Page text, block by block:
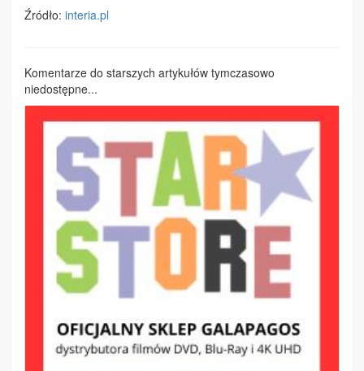
Źródło: interia.pl
Komentarze do starszych artykułów tymczasowo
niedostępne...